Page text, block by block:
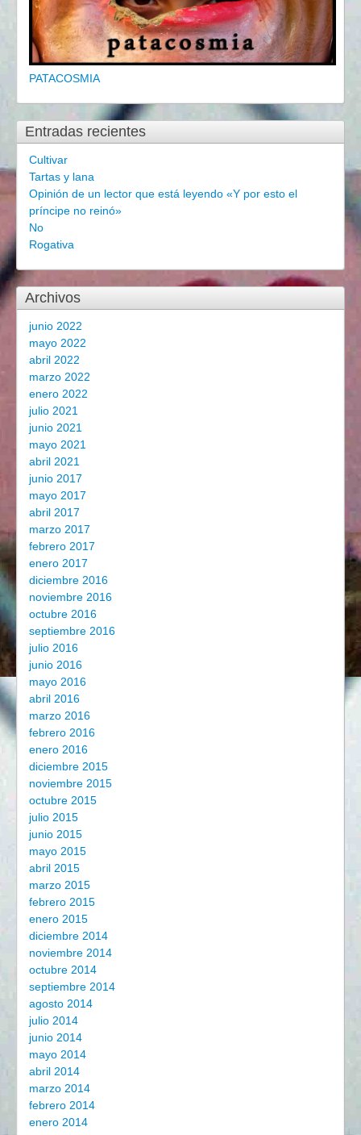
PATACOSMIA
Entradas recientes
Cultivar
Tartas y lana
Opinión de un lector que está leyendo «Y por esto el
príncipe no reinó»
No
Rogativa
Archivos
junio 2022
mayo 2022
abril 2022
marzo 2022
enero 2022
julio 2021
junio 2021
mayo 2021
abril 2021
junio 2017
mayo 2017
abril 2017
marzo 2017
febrero 2017
enero 2017
diciembre 2016
noviembre 2016
octubre 2016
septiembre 2016
julio 2016
junio 2016
mayo 2016
abril 2016
marzo 2016
febrero 2016
enero 2016
diciembre 2015
noviembre 2015
octubre 2015
julio 2015
junio 2015
mayo 2015
abril 2015
marzo 2015
febrero 2015
enero 2015
diciembre 2014
noviembre 2014
octubre 2014
septiembre 2014
agosto 2014
julio 2014
junio 2014
mayo 2014
abril 2014
marzo 2014
febrero 2014
enero 2014